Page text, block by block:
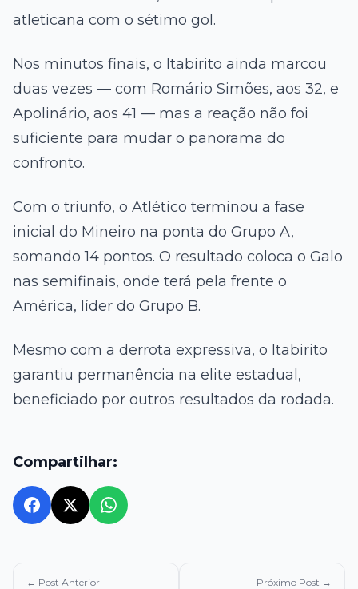
atleticana com o sétimo gol.
Nos minutos finais, o Itabirito ainda marcou
duas vezes — com Romário Simões, aos 32, e
Apolinário, aos 41 — mas a reação não foi
suficiente para mudar o panorama do
confronto.
Com o triunfo, o Atlético terminou a fase
inicial do Mineiro na ponta do Grupo A,
somando 14 pontos. O resultado coloca o Galo
nas semifinais, onde terá pela frente o
América, líder do Grupo B.
Mesmo com a derrota expressiva, o Itabirito
garantiu permanência na elite estadual,
beneficiado por outros resultados da rodada.
Compartilhar:
← Post Anterior Próximo Post →